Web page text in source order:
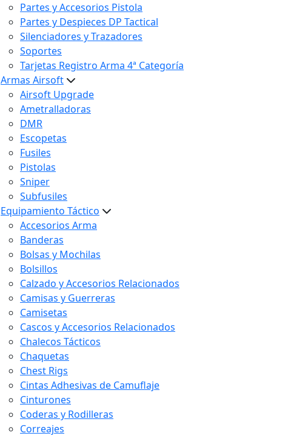
Partes y Accesorios Pistola
Partes y Despieces DP Tactical
Silenciadores y Trazadores
Soportes
Tarjetas Registro Arma 4ª Categoría
Armas Airsoft
Airsoft Upgrade
Ametralladoras
DMR
Escopetas
Fusiles
Pistolas
Sniper
Subfusiles
Equipamiento Táctico
Accesorios Arma
Banderas
Bolsas y Mochilas
Bolsillos
Calzado y Accesorios Relacionados
Camisas y Guerreras
Camisetas
Cascos y Accesorios Relacionados
Chalecos Tácticos
Chaquetas
Chest Rigs
Cintas Adhesivas de Camuflaje
Cinturones
Coderas y Rodilleras
Correajes